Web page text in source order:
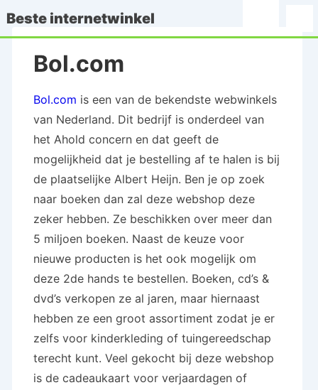
↓
hoofdinhoud
Beste internetwinkel
Bol.com
Bol.com is een van de bekendste webwinkels
van Nederland. Dit bedrijf is onderdeel van
het Ahold concern en dat geeft de
mogelijkheid dat je bestelling af te halen is bij
de plaatselijke Albert Heijn. Ben je op zoek
naar boeken dan zal deze webshop deze
zeker hebben. Ze beschikken over meer dan
5 miljoen boeken. Naast de keuze voor
nieuwe producten is het ook mogelijk om
deze 2de hands te bestellen. Boeken, cd’s &
dvd’s verkopen ze al jaren, maar hiernaast
hebben ze een groot assortiment zodat je er
zelfs voor kinderkleding of tuingereedschap
terecht kunt. Veel gekocht bij deze webshop
is de cadeaukaart voor verjaardagen of